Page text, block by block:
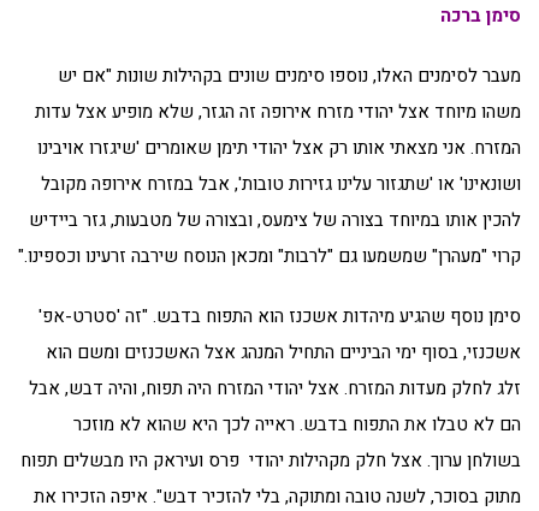
סימן ברכה
מעבר לסימנים האלו, נוספו סימנים שונים בקהילות שונות "אם יש
משהו מיוחד אצל יהודי מזרח אירופה זה הגזר, שלא מופיע אצל עדות
המזרח. אני מצאתי אותו רק אצל יהודי תימן שאומרים 'שיגזרו אויבינו
ושונאינו' או 'שתגזור עלינו גזירות טובות', אבל במזרח אירופה מקובל
להכין אותו במיוחד בצורה של צימעס, ובצורה של מטבעות, גזר ביידיש
קרוי "מעהרן" שמשמעו גם "לרבות" ומכאן הנוסח שירבה זרעינו וכספינו."
סימן נוסף שהגיע מיהדות אשכנז הוא התפוח בדבש. "זה 'סטרט-אפ'
אשכנזי, בסוף ימי הביניים התחיל המנהג אצל האשכנזים ומשם הוא
זלג לחלק מעדות המזרח. אצל יהודי המזרח היה תפוח, והיה דבש, אבל
הם לא טבלו את התפוח בדבש. ראייה לכך היא שהוא לא מוזכר
בשולחן ערוך. אצל חלק מקהילות יהודי פרס ועיראק היו מבשלים תפוח
מתוק בסוכר, לשנה טובה ומתוקה, בלי להזכיר דבש". איפה הזכירו את